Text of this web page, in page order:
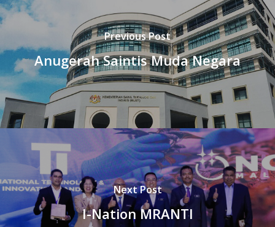
Previous Post
Anugerah Saintis Muda Negara
Next Post
I-Nation MRANTI